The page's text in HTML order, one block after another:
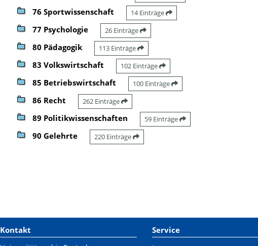
76 Sportwissenschaft 14 Einträge
77 Psychologie 26 Einträge
80 Pädagogik 113 Einträge
83 Volkswirtschaft 102 Einträge
85 Betriebswirtschaft 100 Einträge
86 Recht 262 Einträge
89 Politikwissenschaften 59 Einträge
90 Gelehrte 220 Einträge
Kontakt Service